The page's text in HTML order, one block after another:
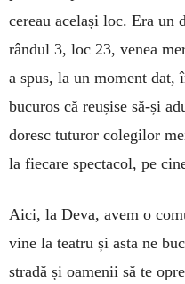
cereau același loc. Era un
rândul 3, loc 23, venea
a spus, la un moment dat,
bucuros că reușise să-și
doresc tuturor colegilor
la fiecare spectacol, pe
Aici, la Deva, avem o
vine la teatru și asta ne
stradă și oamenii să te